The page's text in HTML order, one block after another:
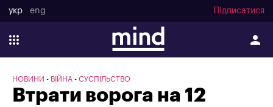
укр eng Підписатися
НОВИНИ ВІЙНА СУСПІЛЬСТВО
Втрати ворога на 12